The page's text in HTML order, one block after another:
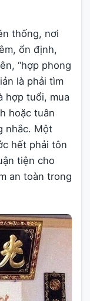
thống, nơi
ổn định,
“hợp phong
là phải tìm
hợp tuổi, mua
hoặc tuân
nhắc. Một
hết phải tôn
tiện cho
an toàn trong